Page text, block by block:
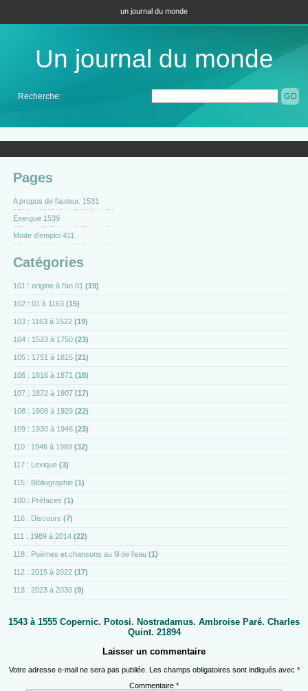
un journal du monde
Un journal du monde
Recherche:
Pages
A propos de l’auteur. 1531
Exergue 1539
Mode d’emploi 411
Catégories
101 : origine à l'an 01 (19)
102 : 01 à 1163 (15)
103 : 1163 à 1522 (19)
104 : 1523 à 1750 (23)
105 : 1751 à 1815 (21)
106 : 1816 à 1871 (18)
107 : 1872 à 1907 (17)
108 : 1908 à 1929 (22)
109 : 1930 à 1946 (23)
110 : 1946 à 1989 (32)
117 : Lexique (3)
115 : Bibliographie (1)
100 : Préfaces (1)
116 : Discours (7)
111 : 1989 à 2014 (22)
118 : Poèmes et chansons au fil de l'eau (1)
112 : 2015 à 2022 (17)
113 : 2023 à 2030 (9)
1543 à 1555 Copernic. Potosi. Nostradamus. Ambroise Paré. Charles
Quint. 21894
Laisser un commentaire
Votre adresse e-mail ne sera pas publiée. Les champs obligatoires sont indiqués avec *
Commentaire *